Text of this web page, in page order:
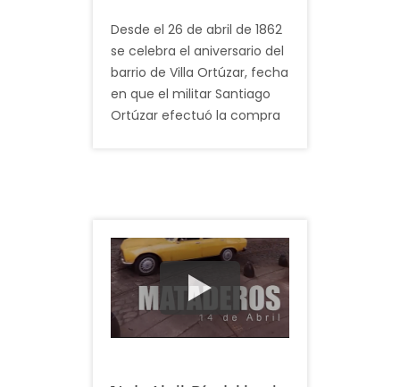
Desde el 26 de abril de 1862
se celebra el aniversario del
barrio de Villa Ortúzar, fecha
en que el militar Santiago
Ortúzar efectuó la compra
en la actualidad, es
habitado por 22.591
personas,
aproximadamente.